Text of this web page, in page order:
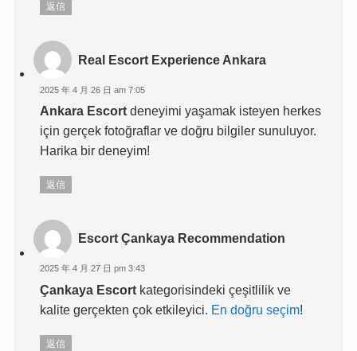
返信
Real Escort Experience Ankara
2025 年 4 月 26 日 am 7:05
Ankara Escort deneyimi yaşamak isteyen herkes
için gerçek fotoğraflar ve doğru bilgiler sunuluyor.
Harika bir deneyim!
返信
Escort Çankaya Recommendation
2025 年 4 月 27 日 pm 3:43
Çankaya Escort kategorisindeki çeşitlilik ve
kalite gerçekten çok etkileyici. En doğru seçim!
返信